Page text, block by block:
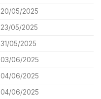
20/05/2025
23/05/2025
31/05/2025
03/06/2025
04/06/2025
04/06/2025